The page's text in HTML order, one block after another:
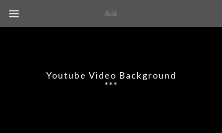
Youtube Video Background
***